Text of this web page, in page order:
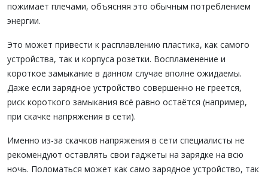
пожимает плечами, объясняя это обычным потреблением
энергии.
Это может привести к расплавлению пластика, как самого
устройства, так и корпуса розетки. Воспламенение и
короткое замыкание в данном случае вполне ожидаемы.
Даже если зарядное устройство совершенно не греется,
риск короткого замыкания всё равно остаётся (например,
при скачке напряжения в сети).
Именно из-за скачков напряжения в сети специалисты не
рекомендуют оставлять свои гаджеты на зарядке на всю
ночь. Поломаться может как само зарядное устройство, так